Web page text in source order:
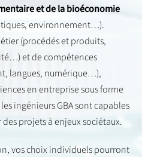
et de la bioéconomie
environnement…).
(procédés et produits,
et de compétences
langues, numérique…),
en entreprise sous forme
ingénieurs GBA sont capables
projets à enjeux sociétaux.
vos choix individuels pourront